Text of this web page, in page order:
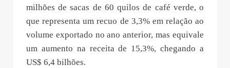
milhões de sacas de 60 quilos de café verde, o
que representa um recuo de 3,3% em relação ao
volume exportado no ano anterior, mas equivale
um aumento na receita de 15,3%, chegando a
US$ 6,4 bilhões.